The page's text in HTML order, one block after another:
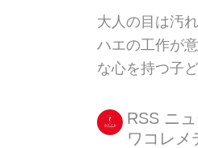
大人の目は汚
ハエの工作が
な心を持つ子
介するパパは
実感したに違
RSS ニ
ワコレメ